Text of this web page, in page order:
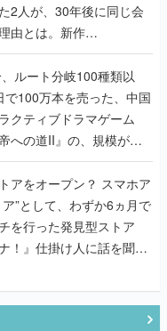
2人が、30年後に同じ会
由とは。新作
』で初タッグを組
人に訊く開発秘話
ルート分岐100種類以
で100万本を売った、中国
クティブドラマゲーム
への道II』の、規模が違
デューサーに聞いた
オープン？ スマホア
”として、わずか6ヵ月で
を行った発見型ストア
！』仕掛け人に話を聞い